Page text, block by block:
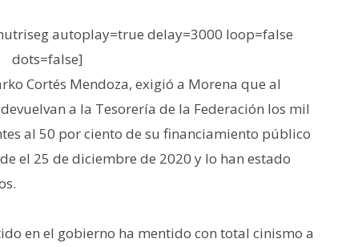
autoplay=true delay=3000 loop=false
dots=false]
Cortés Mendoza, exigió a Morena que al
a la Tesorería de la Federación los mil
al 50 por ciento de su financiamiento público
el 25 de diciembre de 2020 y lo han estado
en el gobierno ha mentido con total cinismo a